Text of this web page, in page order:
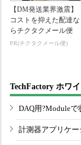
【DM発送業界激震】
コストを抑えた配達な
らチクタクメール便
PR(チクタクメール便)
TechFactory ホワ
DAQ用?Module
計測器アプリケ